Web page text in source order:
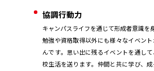
協調行動力
キャンパスライフを通じて形成者意識を
勉強や資格取得以外にも様々なイベント
んです。思い出に残るイベントを通し
校生活を送ります。仲間と共に学び、